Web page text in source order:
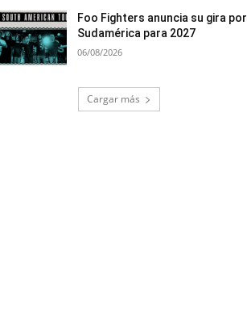
Foo Fighters anuncia su gira por
Sudamérica para 2027
06/08/2026
Cargar más